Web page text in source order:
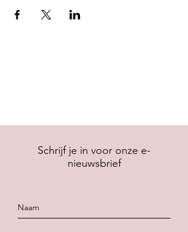
Schrijf je in voor onze e-
nieuwsbrief